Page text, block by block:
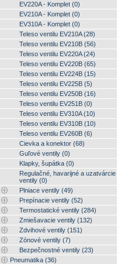
EV220A - Komplet (0)
EV210A - Komplet (0)
EV310A - Komplet (0)
Teleso ventilu EV210A (28)
Teleso ventilu EV210B (56)
Teleso ventilu EV220A (24)
Teleso ventilu EV220B (65)
Teleso ventilu EV224B (15)
Teleso ventilu EV225B (5)
Teleso ventilu EV250B (16)
Teleso ventilu EV251B (0)
Teleso ventilu EV310A (10)
Teleso ventilu EV310B (10)
Teleso ventilu EV260B (6)
Cievka a konektor (68)
Guľové ventily (0)
Klapky, šupátka (0)
Regulačné, havarijné a uzatvárcie
ventily (0)
Plniace ventily (49)
Prepínacie ventily (52)
Termostatické ventily (284)
Zmiešavacie ventily (132)
Zdvihové ventily (151)
Zónové ventily (7)
Bezpečnostné ventily (23)
Pneumatika (36)